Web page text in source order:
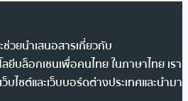
วยนำเสนอสารเกี่ยวกับ
ยีบล็อกเชนเพื่อคนไทย ในภาษาไทย เรา
ไซต์และเว็บบอร์ดต่างประเทศและนำมา